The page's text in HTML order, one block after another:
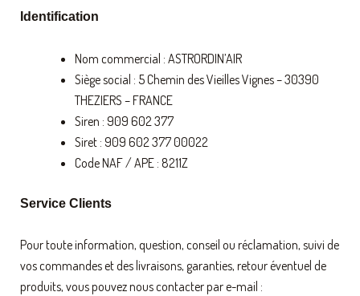
Identification
Nom commercial : ASTRORDIN’AIR
Siège social : 5 Chemin des Vieilles Vignes – 30390
THEZIERS – FRANCE
Siren : 909 602 377
Siret : 909 602 377 00022
Code NAF / APE : 8211Z
Service Clients
Pour toute information, question, conseil ou réclamation, suivi de
vos commandes et des livraisons, garanties, retour éventuel de
produits, vous pouvez nous contacter par e-mail :